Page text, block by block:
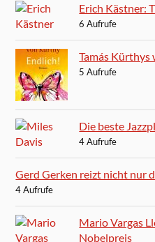
Erich Kästner:
6 Aufrufe
Tamás Kürthys
5 Aufrufe
Die beste
4 Aufrufe
Gerd Gerken reizt nicht nur
4 Aufrufe
Mario Vargas
Nobelpreis